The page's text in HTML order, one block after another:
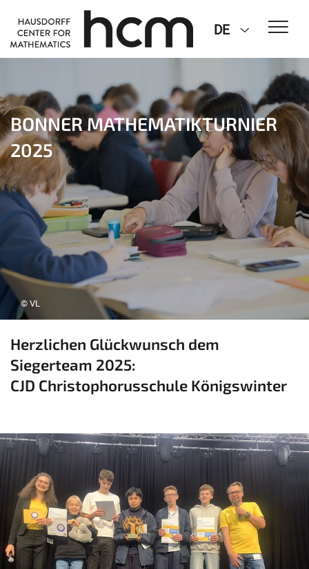
DE
BONNER MATHEMATIKTURNIER
2025
© VL
Herzlichen Glückwunsch dem
Siegerteam 2025:
CJD Christophorusschule Königswinter